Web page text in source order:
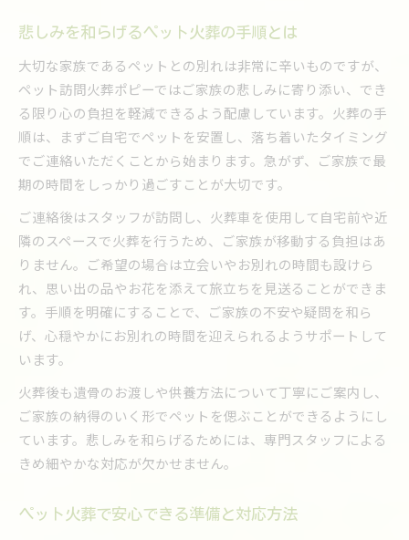
ペット火葬で安心できるサポートの工夫
ストレスなく進めるペット火葬の具体的な手順
ペット火葬の手順を段階ごとに紹介
ペット火葬の各工程で大切な配慮ポイント
ペット火葬の流れを把握し安心して進める
ペット火葬で負担を減らす実践的なコツ
悲しみを和らげるペット火葬の手順とは
大切な家族であるペットとの別れは非常に辛いものですが、
ペット訪問火葬ポピーではご家族の悲しみに寄り添い、でき
る限り心の負担を軽減できるよう配慮しています。火葬の手
順は、まずご自宅でペットを安置し、落ち着いたタイミング
でご連絡いただくことから始まります。急がず、ご家族で最
期の時間をしっかり過ごすことが大切です。
ご連絡後はスタッフが訪問し、火葬車を使用して自宅前や近
隣のスペースで火葬を行うため、ご家族が移動する負担はあ
りません。ご希望の場合は立会いやお別れの時間も設けら
れ、思い出の品やお花を添えて旅立ちを見送ることができま
す。手順を明確にすることで、ご家族の不安や疑問を和ら
げ、心穏やかにお別れの時間を迎えられるようサポートして
います。
火葬後も遺骨のお渡しや供養方法について丁寧にご案内し、
ご家族の納得のいく形でペットを偲ぶことができるようにし
ています。悲しみを和らげるためには、専門スタッフによる
きめ細やかな対応が欠かせません。
ペット火葬で安心できる準備と対応方法